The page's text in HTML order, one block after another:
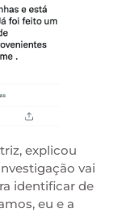
explicou
vai
identificar de
eu e a